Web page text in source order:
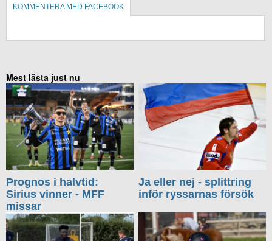
KOMMENTERA MED FACEBOOK
Mest lästa just nu
Prognos i halvtid:
Sirius vinner - MFF
missar
Ja eller nej - splittring
inför ryssarnas försök